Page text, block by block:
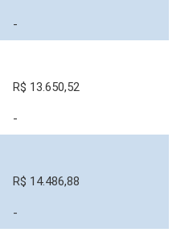
-
R$ 13.650,52
-
R$ 14.486,88
-